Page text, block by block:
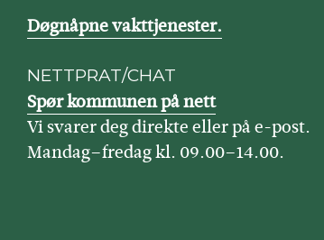
Døgnåpne vakttjenester.
NETTPRAT/CHAT
Spør kommunen på nett
Vi svarer deg direkte eller på e-post.
Mandag–fredag kl. 09.00–14.00.